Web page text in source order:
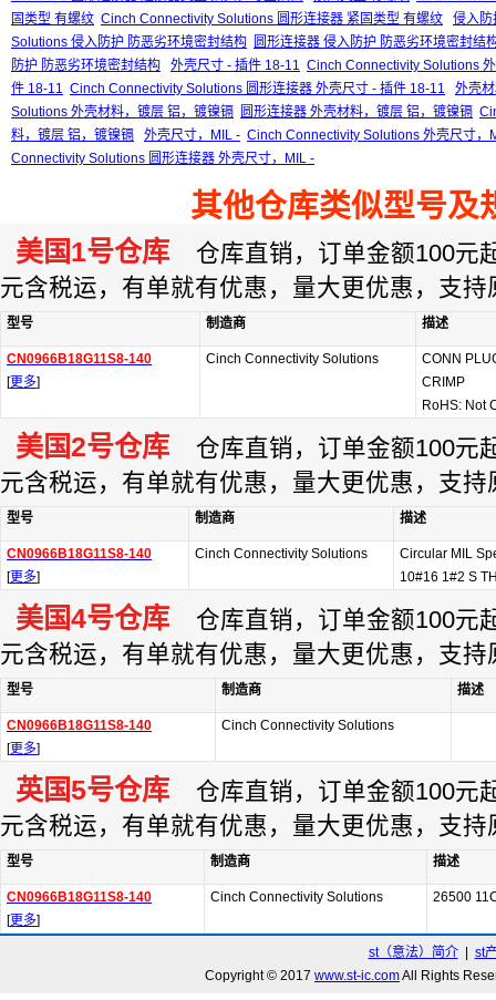
固类型 有螺纹 Cinch Connectivity Solutions 圆形连接器 紧固类型 有螺纹
侵入防
Solutions 侵入防护 防恶劣环境密封结构 圆形连接器 侵入防护 防恶劣环境密封结
防护 防恶劣环境密封结构
外壳尺寸 - 插件 18-11 Cinch Connectivity Solutions
件 18-11 Cinch Connectivity Solutions 圆形连接器 外壳尺寸 - 插件 18-11
外壳
Solutions 外壳材料，镀层 铝，镀镍镉 圆形连接器 外壳材料，镀层 铝，镀镍镉
料，镀层 铝，镀镍镉
外壳尺寸，MIL - Cinch Connectivity Solutions 外壳尺寸，
Connectivity Solutions 圆形连接器 外壳尺寸，MIL -
其他仓库类似型号及
美国1号仓库 仓库直销，订单金额100元
元含税运，有单就有优惠，量大更优惠，支持
型号 制造商 描述
CN0966B18G11S8-140
[更多]
Cinch Connectivity Solutions
CONN
CRIMP
RoHS: Not
美国2号仓库 仓库直销，订单金额100元
元含税运，有单就有优惠，量大更优惠，支持
型号 制造商 描述
CN0966B18G11S8-140
[更多]
Cinch Connectivity Solutions
Circular MIL
10#16 1#2 S
美国4号仓库 仓库直销，订单金额100元
元含税运，有单就有优惠，量大更优惠，支持
型号 制造商 描述
CN0966B18G11S8-140
[更多]
Cinch Connectivity Solutions
英国5号仓库 仓库直销，订单金额100元
元含税运，有单就有优惠，量大更优惠，支持
型号 制造商 描述
CN0966B18G11S8-140
[更多]
Cinch Connectivity Solutions 26500
st（意法）简介| st
Copyright © 2017 www.st-ic.comAll Rights